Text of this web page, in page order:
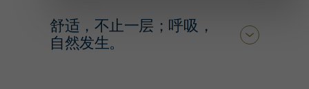
舒适，不止一层；呼吸，
自然发生。